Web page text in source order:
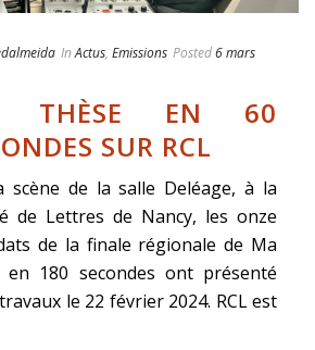
In Actus, Emissions Posted6 mars
THÈSE EN 60
SUR RCL
scène de la salle Deléage, à la
de Lettres de Nancy, les onze
de la finale régionale de Ma
en 180 secondes ont présenté
le 22 février 2024. RCL est